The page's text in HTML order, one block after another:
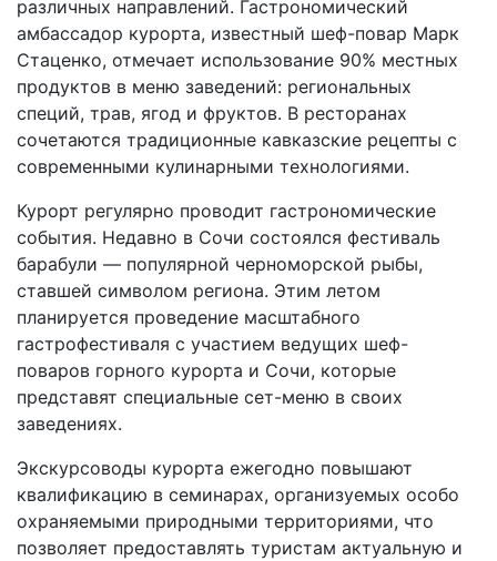
различных направлений. Гастрономический
амбассадор курорта, известный шеф-повар Марк
Стаценко, отмечает использование 90% местных
продуктов в меню заведений: региональных
специй, трав, ягод и фруктов. В ресторанах
сочетаются традиционные кавказские рецепты с
современными кулинарными технологиями.
Курорт регулярно проводит гастрономические
события. Недавно в Сочи состоялся фестиваль
барабули — популярной черноморской рыбы,
ставшей символом региона. Этим летом
планируется проведение масштабного
гастрофестиваля с участием ведущих шеф-
поваров горного курорта и Сочи, которые
представят специальные сет-меню в своих
заведениях.
Экскурсоводы курорта ежегодно повышают
квалификацию в семинарах, организуемых особо
охраняемыми природными территориями, что
позволяет предоставлять туристам актуальную и